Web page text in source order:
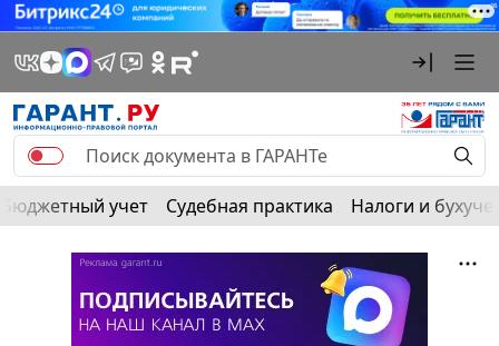
Бюджетный учет Судебная практика Налоги и